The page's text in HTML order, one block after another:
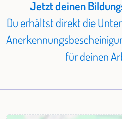
Jetzt deinen
Du erhältst direkt die
für deinen